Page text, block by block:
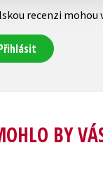
recenzi
BY